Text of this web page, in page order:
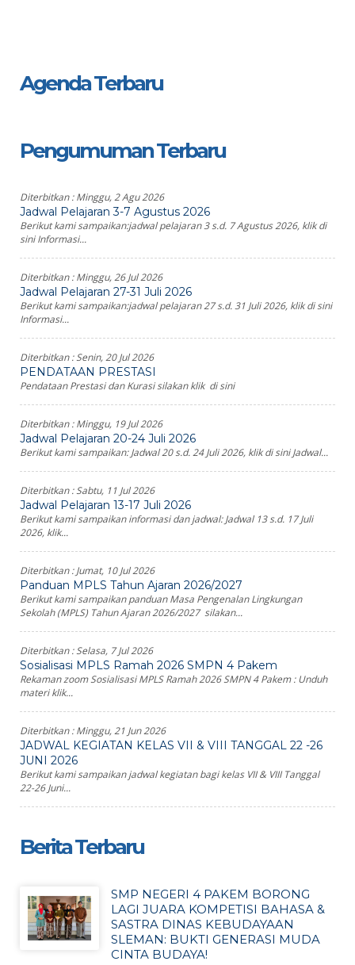
Agenda Terbaru
Pengumuman Terbaru
Diterbitkan :Minggu, 2 Agu 2026
Jadwal Pelajaran 3-7 Agustus 2026
Berikut kami sampaikan:jadwal pelajaran 3 s.d. 7 Agustus 2026, klik di
sini Informasi...
Diterbitkan :Minggu, 26 Jul 2026
Jadwal Pelajaran 27-31 Juli 2026
Berikut kami sampaikan:jadwal pelajaran 27 s.d. 31 Juli 2026, klik di sini
Informasi...
Diterbitkan :Senin, 20 Jul 2026
PENDATAAN PRESTASI
Pendataan Prestasi dan Kurasi silakan klik di sini
Diterbitkan :Minggu, 19 Jul 2026
Jadwal Pelajaran 20-24 Juli 2026
Berikut kami sampaikan: Jadwal 20 s.d. 24 Juli 2026, klik di sini Jadwal...
Diterbitkan :Sabtu, 11 Jul 2026
Jadwal Pelajaran 13-17 Juli 2026
Berikut kami sampaikan informasi dan jadwal: Jadwal 13 s.d. 17 Juli
2026, klik...
Diterbitkan :Jumat, 10 Jul 2026
Panduan MPLS Tahun Ajaran 2026/2027
Berikut kami sampaikan panduan Masa Pengenalan Lingkungan
Sekolah (MPLS) Tahun Ajaran 2026/2027 silakan...
Diterbitkan :Selasa, 7 Jul 2026
Sosialisasi MPLS Ramah 2026 SMPN 4 Pakem
Rekaman zoom Sosialisasi MPLS Ramah 2026 SMPN 4 Pakem : Unduh
materi klik...
Diterbitkan :Minggu, 21 Jun 2026
JADWAL KEGIATAN KELAS VII & VIII TANGGAL 22 -26
JUNI 2026
Berikut kami sampaikan jadwal kegiatan bagi kelas VII & VIII Tanggal
22-26 Juni...
Berita Terbaru
SMP NEGERI 4 PAKEM BORONG
LAGI JUARA KOMPETISI BAHASA &
SASTRA DINAS KEBUDAYAAN
SLEMAN: BUKTI GENERASI MUDA
CINTA BUDAYA!